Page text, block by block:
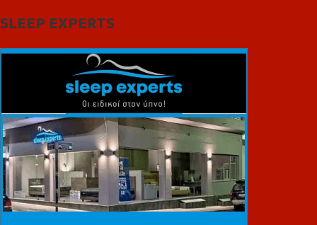
SLEEP EXPERTS